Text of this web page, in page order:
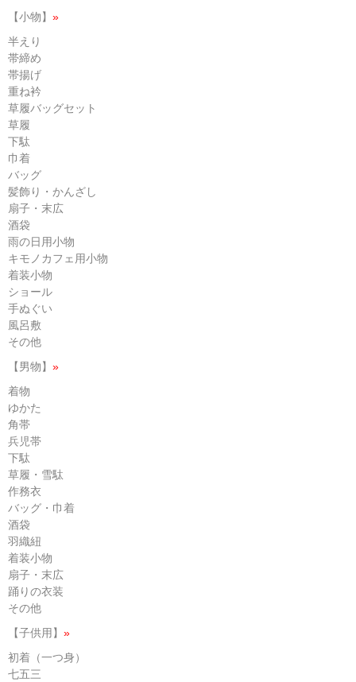
【小物】 »
半えり
帯締め
帯揚げ
重ね衿
草履バッグセット
草履
下駄
巾着
バッグ
髪飾り・かんざし
扇子・末広
酒袋
雨の日用小物
キモノカフェ用小物
着装小物
ショール
手ぬぐい
風呂敷
その他
【男物】 »
着物
ゆかた
角帯
兵児帯
下駄
草履・雪駄
作務衣
バッグ・巾着
酒袋
羽織紐
着装小物
扇子・末広
踊りの衣装
その他
【子供用】 »
初着（一つ身）
七五三